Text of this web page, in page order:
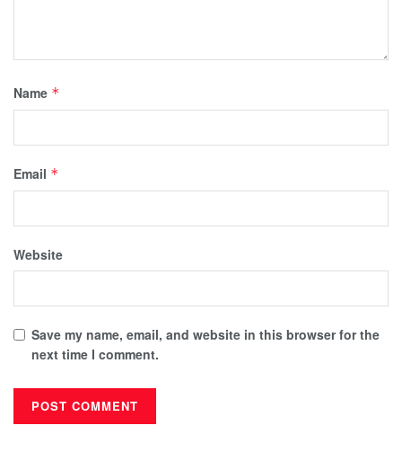
Name *
Email *
Website
Save my name, email, and website in this browser for the
next time I comment.